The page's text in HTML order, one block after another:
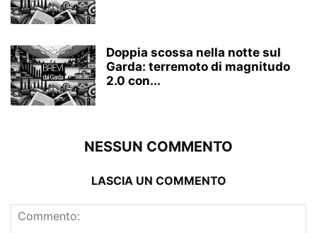
Doppia scossa nella notte sul
Garda: terremoto di magnitudo
2.0 con...
NESSUN COMMENTO
LASCIA UN COMMENTO